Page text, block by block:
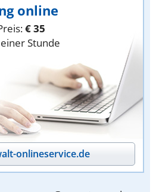
online
€ 35
Stunde
onlineservice.de